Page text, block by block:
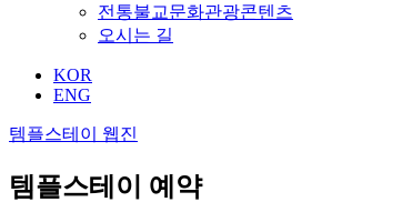
전통불교문화관광콘텐츠
오시는 길
KOR
ENG
템플스테이 웹진
템플스테이 예약